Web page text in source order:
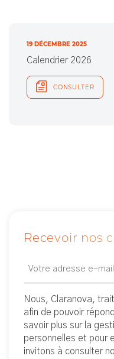
19 DÉCEMBRE 2025
Calendrier 2026
CONSULTER
Recevoir nos
Newsletter
Nous, Claranova,
afin de pouvoir
savoir plus sur la
personnelles et pour
invitons à consulter